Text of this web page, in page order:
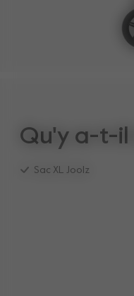
Qu'y a-t-il
Sac XL Joolz